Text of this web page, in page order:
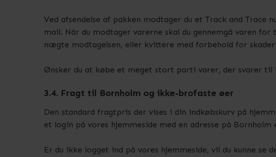
Ved afsendelse af pakken modtager du et Track and
mail. Når du modtager varerne skal du gennemgå varen
nægte modtagelsen, eller kvittere med forbehold for
Ønsker du at købe et meget stort parti varer, der svarer
3.4. Fragt til Bornholm og ikke-brofaste øer
Den standard fragtpris der vises i din indkøbskurv på
et login på vores hjemmeside med en adresse på
Er du ikke logget ind på vores hjemmeside, vil du kunne